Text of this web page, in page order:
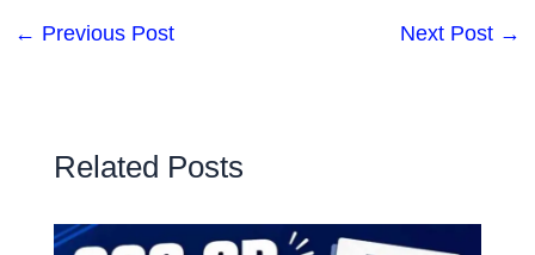
← Previous Post Next Post →
Related Posts